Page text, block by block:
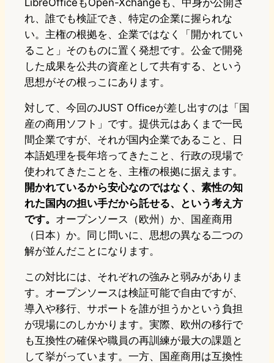
LibreOfficeもOpen-Xchangeも、中身が公開さ
れ、誰でも検証でき、特定の企業に握られな
い。主権の根拠を、企業ではなく「開かれてい
ること」そのものに置く発想です。公金で開発
した成果を公共の資産として共有する、という
思想がその根っこにあります。
対して、今回のJUST Officeが差し出すのは「国
産の商用ソフト」です。提供元はあくまで一民
間企業ですが、それが国内企業であること、日
本語処理を長年培ってきたこと、行政の現場で
使われてきたことを、主権の根拠に据えます。
開かれているから安心なのではなく、素性の知
れた国内の担い手だから託せる、という考え方
です。 オープンソース（欧州）か、国産商用
（日本）か。同じ問いに、思想の異なる二つの
解が並んだことになります。
この対比には、それぞれの強みと弱みがありま
す。オープンソースは検証可能で自由ですが、
導入や移行、サポートを誰が担うかという負担
が現場にのしかかります。実際、欧州の移行で
も互換性の確保や職員の再訓練が最大の課題と
して挙がっています。一方、国産商用は互換性